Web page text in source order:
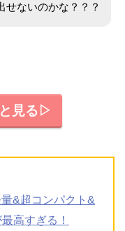
せないのかな？？？
見る▷
&超コンパクト&
高すぎる！